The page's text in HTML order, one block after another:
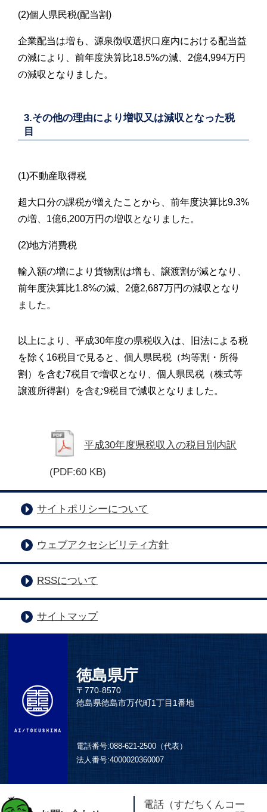
(2)個人県民税(配当割)
企業配当は増も、源泉徴収選択口座内における配当益
の減により、前年度決算比18.5%の減、2億4,994万円
の減収となりました。
3.その他の理由により増収又は減収となった税
目
(1)不動産取得税
超大口分の課税が増えたことから、前年度決算比9.3%
の増、1億6,200万円の増収となりました。
(2)地方消費税
輸入額の増により貨物割は増も、譲渡割が減となり、
前年度決算比1.8%の減、2億2,687万円の減収となり
ました。
以上により、平成30年度の県税収入は、旧法による税
を除く16税目で見ると、個人県民税（均等割・所得
割）を含む7税目で増収となり、個人県民税（株式等
譲渡所得割）を含む9税目で減収となりました。
平成30年度県税収入の税目別内訳
(PDF:60 KB)
サイトポリシーについて
ウェブアクセシビリティ方針
RSSについて
サイトマップ
徳島県庁
〒770-8570
徳島県徳島市万代町1丁目1番地
電話番号:088-621-2500（代表）
法人番号:4000020360007
電話（すだちくんコー